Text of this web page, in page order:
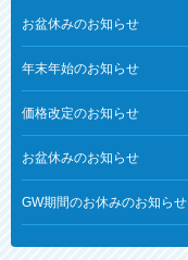
お盆休みのお知らせ
年末年始のお知らせ
価格改定のお知らせ
お盆休みのお知らせ
GW期間のお休みのお知らせ